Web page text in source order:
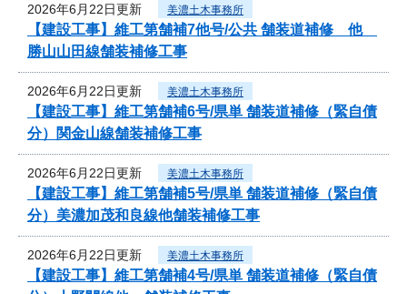
2026年6月22日更新 美濃土木事務所
【建設工事】維工第舗補7他号/公共 舗装道補修 他
勝山山田線舗装補修工事
2026年6月22日更新 美濃土木事務所
【建設工事】維工第舗補6号/県単 舗装道補修（緊自債
分）関金山線舗装補修工事
2026年6月22日更新 美濃土木事務所
【建設工事】維工第舗補5号/県単 舗装道補修（緊自債
分）美濃加茂和良線他舗装補修工事
2026年6月22日更新 美濃土木事務所
【建設工事】維工第舗補4号/県単 舗装道補修（緊自債